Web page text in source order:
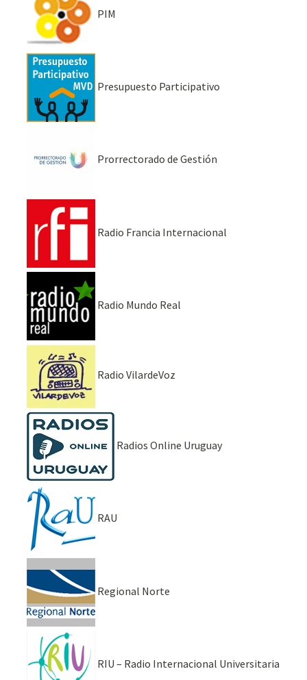
PIM
Presupuesto Participativo
Prorrectorado de Gestión
Radio Francia Internacional
Radio Mundo Real
Radio VilardeVoz
Radios Online Uruguay
RAU
Regional Norte
RIU – Radio Internacional Universitaria